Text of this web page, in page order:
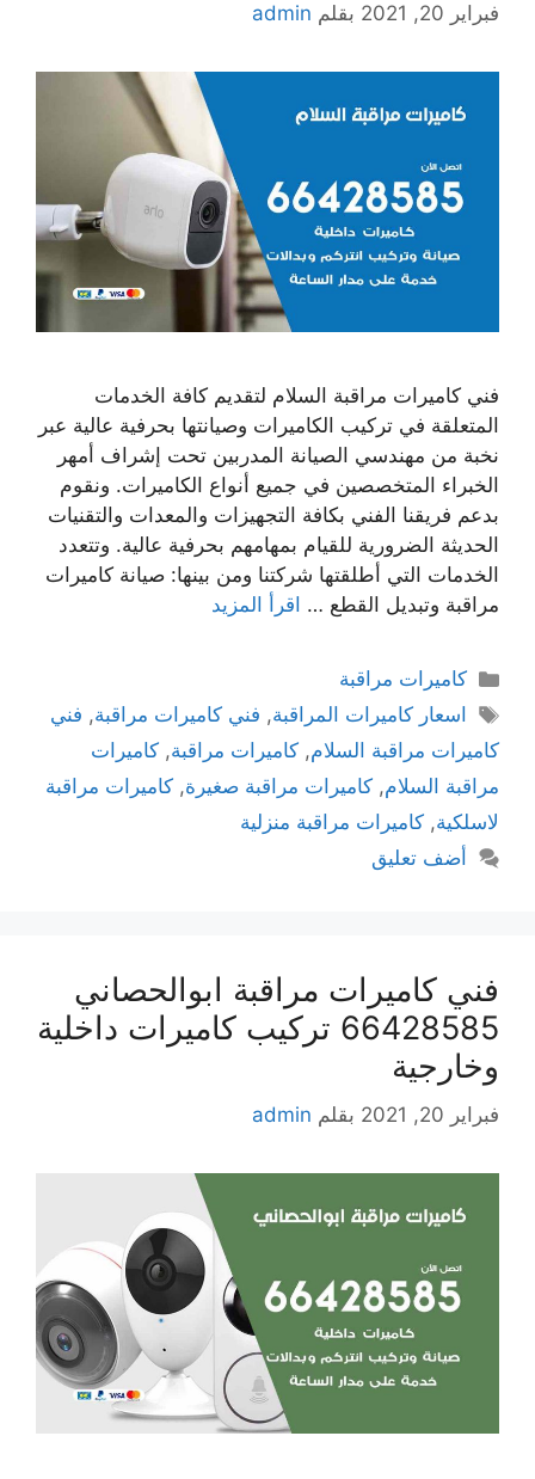
فبراير 20, 2021 بقلم admin
فني كاميرات مراقبة السلام لتقديم كافة الخدمات
المتعلقة في تركيب الكاميرات وصيانتها بحرفية عالية عبر
نخبة من مهندسي الصيانة المدربين تحت إشراف أمهر
الخبراء المتخصصين في جميع أنواع الكاميرات. ونقوم
بدعم فريقنا الفني بكافة التجهيزات والمعدات والتقنيات
الحديثة الضرورية للقيام بمهامهم بحرفية عالية. وتتعدد
الخدمات التي أطلقتها شركتنا ومن بينها: صيانة كاميرات
مراقبة وتبديل القطع … اقرأ المزيد
كاميرات مراقبة
اسعار كاميرات المراقبة, فني كاميرات مراقبة, فني
كاميرات مراقبة السلام, كاميرات مراقبة, كاميرات
مراقبة السلام, كاميرات مراقبة صغيرة, كاميرات مراقبة
لاسلكية, كاميرات مراقبة منزلية
أضف تعليق
فني كاميرات مراقبة ابوالحصاني
66428585 تركيب كاميرات داخلية
وخارجية
فبراير 20, 2021 بقلم admin